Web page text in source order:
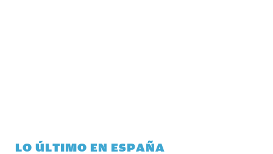
LO ÚLTIMO EN ESPAÑA